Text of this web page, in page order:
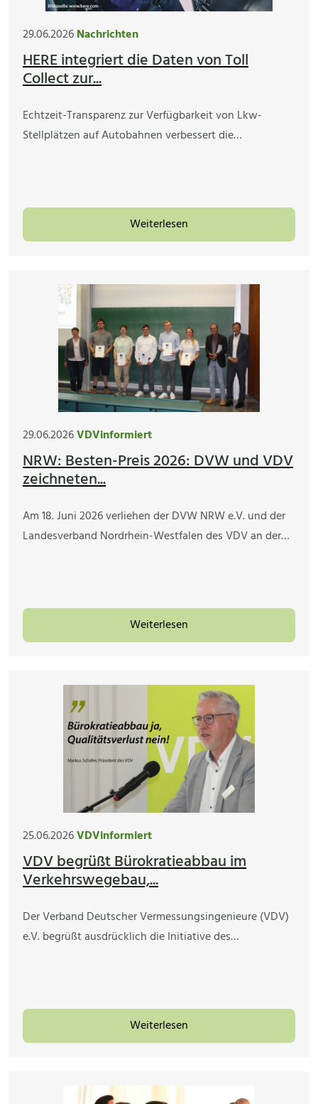
29.06.2026Nachrichten
HERE integriert die Daten von Toll
Collect zur...
Echtzeit-Transparenz zur Verfügbarkeit von Lkw-
Stellplätzen auf Autobahnen verbessert die…
Weiterlesen
29.06.2026VDVinformiert
NRW: Besten-Preis 2026: DVW und VDV
zeichneten...
Am 18. Juni 2026 verliehen der DVW NRW e.V. und der
Landesverband Nordrhein-Westfalen des VDV an der…
Weiterlesen
25.06.2026VDVinformiert
VDV begrüßt Bürokratieabbau im
Verkehrswegebau,...
Der Verband Deutscher Vermessungsingenieure (VDV)
e.V. begrüßt ausdrücklich die Initiative des…
Weiterlesen